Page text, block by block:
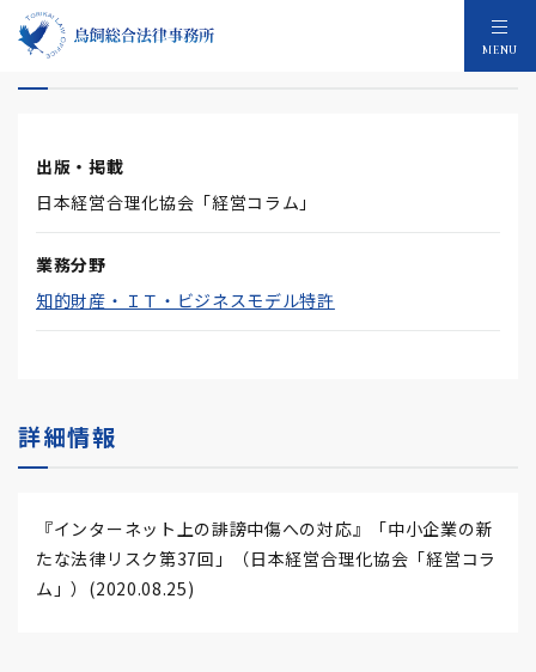
MENU
インターネット上の誹謗中傷への対応
出版・掲載
日本経営合理化協会「経営コラム」
業務分野
知的財産・ＩＴ・ビジネスモデル特許
詳細情報
『インターネット上の誹謗中傷への対応』「中小企業の新
たな法律リスク第37回」（日本経営合理化協会「経営コラ
ム」）(2020.08.25)